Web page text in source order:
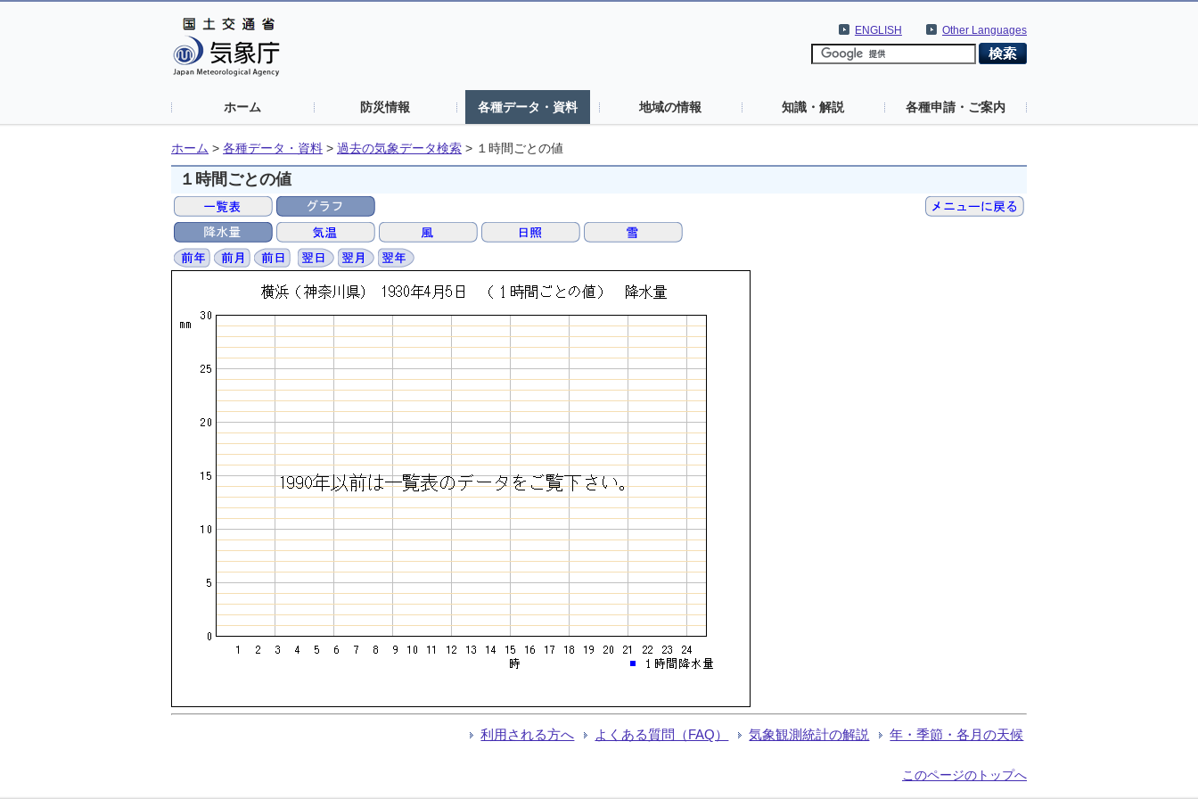
Other Languages
ENGLISH
ホーム 防災情報 各種データ・資料 地域の情報 知識・解説 各種申請・ご案内
ホーム > 各種データ・資料 > 過去の気象データ検索 > １時間ごとの値
１時間ごとの値
利用される方へ よくある質問（FAQ） 気象観測統計の解説 年・季節・各月の天候
このページのトップへ